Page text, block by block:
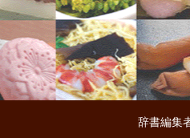
辞書編集